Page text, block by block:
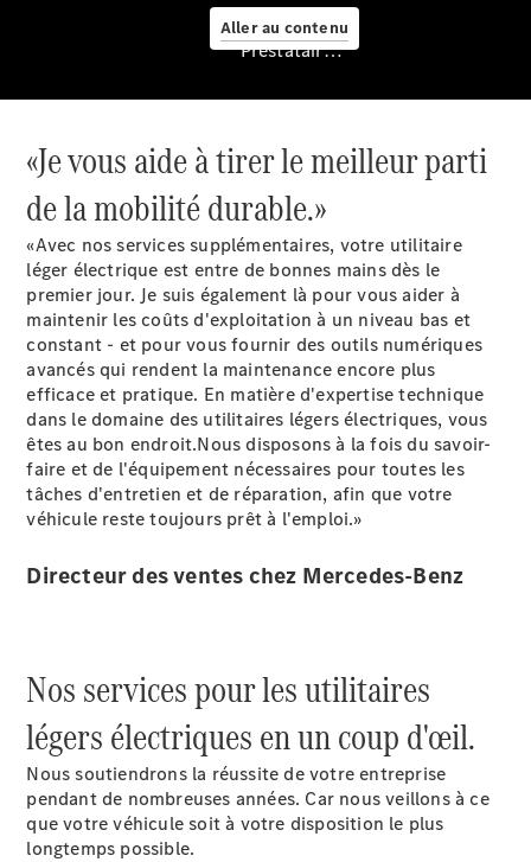
Aller au contenu
Services
Aperçu
Van Service
Assistance
dépannage
& assistance
client
de mobilité
pièces
d’origine
Mercedes-
Benz
QualityService
Services
connectés
Prestataire / Protection des données
«Je vous aide à tirer le meilleur parti
de la mobilité durable.»
«Avec nos services supplémentaires, votre utilitaire
léger électrique est entre de bonnes mains dès le
premier jour. Je suis également là pour vous aider à
maintenir les coûts d'exploitation à un niveau bas et
constant - et pour vous fournir des outils numériques
avancés qui rendent la maintenance encore plus
efficace et pratique. En matière d'expertise technique
dans le domaine des utilitaires légers électriques, vous
êtes au bon endroit.Nous disposons à la fois du savoir-
faire et de l'équipement nécessaires pour toutes les
tâches d'entretien et de réparation, afin que votre
véhicule reste toujours prêt à l'emploi.»
Directeur des ventes chez Mercedes-Benz
Nos services pour les utilitaires
légers électriques en un coup d'œil.
Nous soutiendrons la réussite de votre entreprise
pendant de nombreuses années. Car nous veillons à ce
que votre véhicule soit à votre disposition le plus
longtemps possible.